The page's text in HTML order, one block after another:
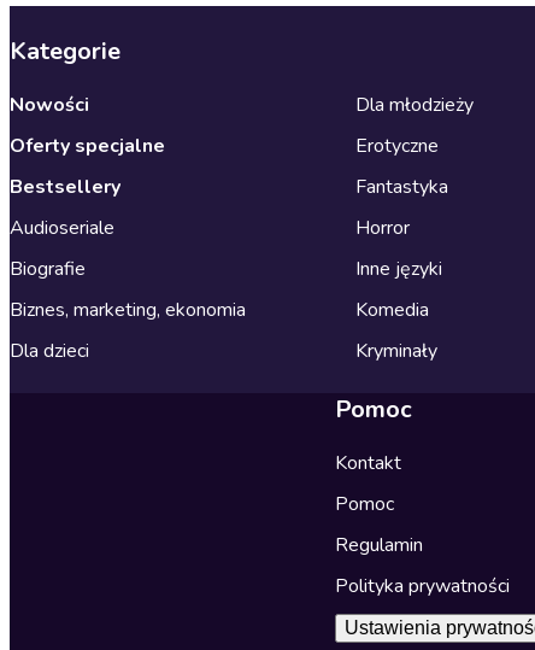
Kategorie
Nowości
Oferty specjalne
Bestsellery
Audioseriale
Biografie
Biznes, marketing, ekonomia
Dla dzieci
Dla młodzieży
Erotyczne
Fantastyka
Horror
Inne języki
Komedia
Kryminały
Pomoc
Kontakt
Pomoc
Regulamin
Polityka prywatności
Ustawienia